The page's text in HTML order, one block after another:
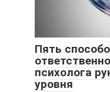
Пять
психолога
уровня